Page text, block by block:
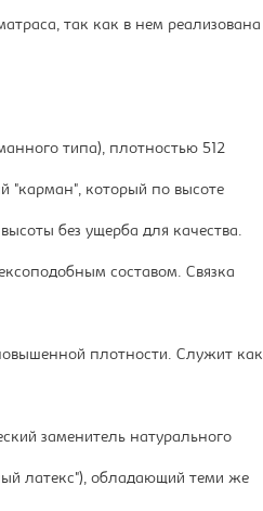
так как в нем реализована
типа), плотностью 512
"карман", который по высоте
без ущерба для качества.
составом. Связка
плотности. Служит как
заменитель натурального
латекс"), обладающий теми же